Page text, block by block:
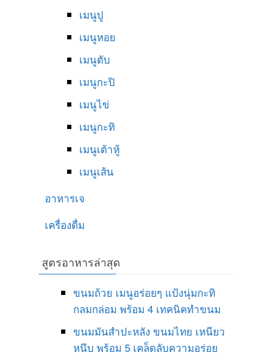
เมนูปู
เมนูหอย
เมนูตับ
เมนูกะปิ
เมนูไข่
เมนูกะทิ
เมนูเต้าหู้
เมนูเส้น
อาหารเจ
เครื่องดื่ม
สูตรอาหารล่าสุด
ขนมถ้วย เมนูอร่อยๆ แป้งนุ่มกะทิ
กลมกล่อม พร้อม 4 เทคนิคทำขนม
ขนมมันสำปะหลัง ขนมไทย เหนียว
หนึบ พร้อม 5 เคล็ดลับความอร่อย